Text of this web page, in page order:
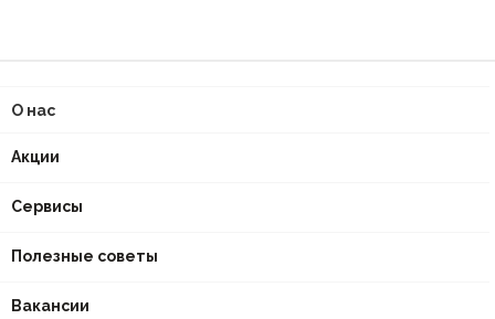
О нас
Акции
Сервисы
Полезные советы
Вакансии